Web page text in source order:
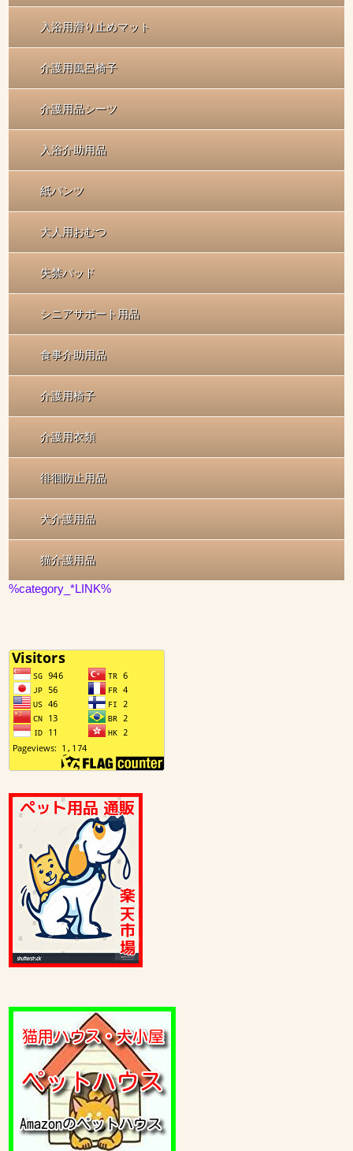
入浴用滑り止めマット
介護用風呂椅子
介護用品シーツ
入浴介助用品
紙パンツ
大人用おむつ
失禁パッド
シニアサポート用品
食事介助用品
介護用椅子
介護用衣類
徘徊防止用品
犬介護用品
猫介護用品
%category_*LINK%